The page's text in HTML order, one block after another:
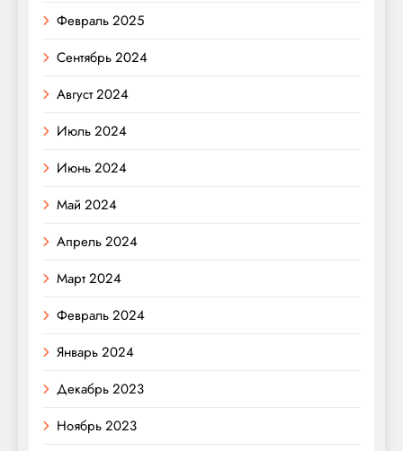
Февраль 2025
Сентябрь 2024
Август 2024
Июль 2024
Июнь 2024
Май 2024
Апрель 2024
Март 2024
Февраль 2024
Январь 2024
Декабрь 2023
Ноябрь 2023